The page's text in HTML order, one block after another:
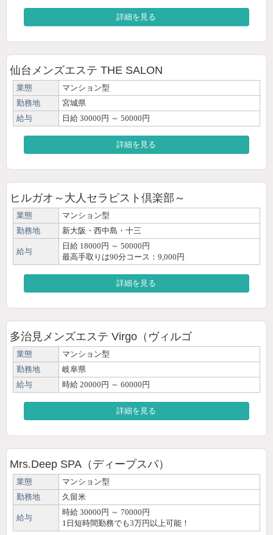
詳細を見る
仙台メンズエステ THE SALON
業態
マンション型
勤務地
宮城県
給与
日給 30000円 ～ 50000円
詳細を見る
ヒルガオ～大人セラピスト倶楽部～
業態
マンション型
勤務地
新大阪・西中島・十三
給与
日給 18000円 ～ 50000円
最高手取りは90分コース：9,000円
詳細を見る
多治見メンズエステ Virgo（ヴィルゴ
業態
マンション型
勤務地
岐阜県
給与
時給 20000円 ～ 60000円
詳細を見る
Mrs.Deep SPA（ディープスパ）
業態
マンション型
勤務地
久留米
給与
時給 30000円 ～ 70000円
1日短時間勤務でも3万円以上可能！